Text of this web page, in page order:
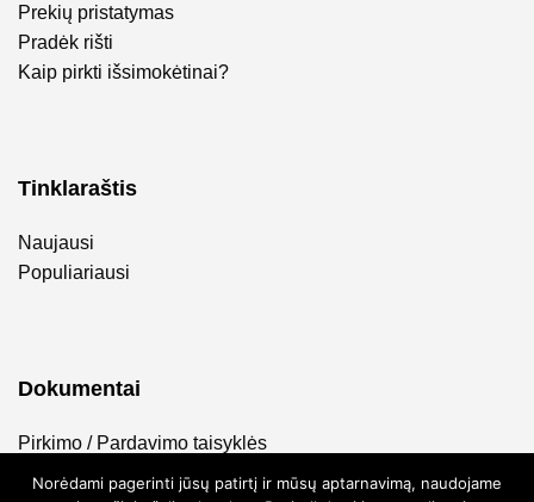
Prekių pristatymas
Pradėk rišti
Kaip pirkti išsimokėtinai?
Tinklaraštis
Naujausi
Populiariausi
Dokumentai
Pirkimo / Pardavimo taisyklės
Privatumo politika
Norėdami pagerinti jūsų patirtį ir mūsų aptarnavimą, naudojame